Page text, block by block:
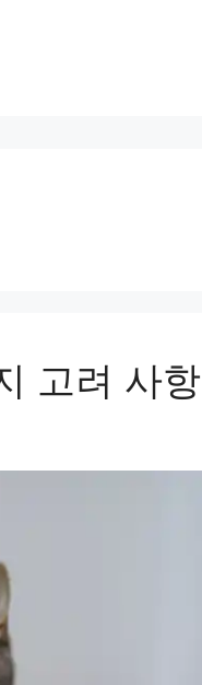
고려 사항